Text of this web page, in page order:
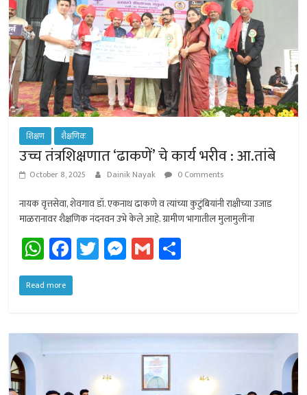
शिक्षण शैक्षणिक
उच्च तंत्रशिक्षणात ‘ढाकणें’ चे कार्य भरीव : आ.तांबे
October 8, 2025 Dainik Nayak 0 Comments
नायक वृत्तसेवा, शेवगाव डॉ. एकनाथ ढाकणे व त्यांच्या कुटुंबियांनी राक्षीच्या उजाड
माळरानावर शैक्षणिक नंदनवन उभे केले आहे. ग्रामीण भागातील मुलामुलींना
W
h
at
p
p
Fa
ce
b
ok
T
wi
M
es
ge
G
m
Read more